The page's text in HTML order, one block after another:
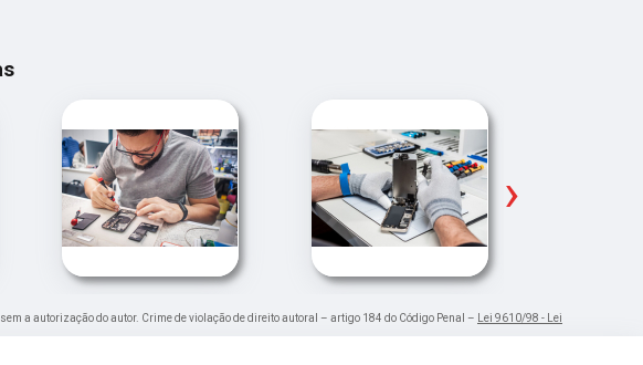
›
a autorização do autor. Crime de violação de direito autoral – artigo 184 do Código Penal –
Lei 9610/98 - Lei